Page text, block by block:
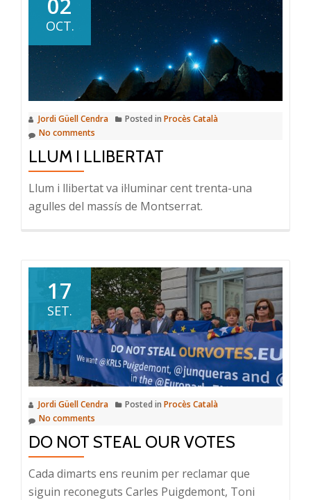
OCT.
Jordi Güell Cendra Posted in Procès Català
No comments
LLUM I LLIBERTAT
Llum i llibertat va il·luminar cent trenta-una
agulles del massís de Montserrat.
17
SET.
Jordi Güell Cendra Posted in Procès Català
No comments
DO NOT STEAL OUR VOTES
Cada dimarts ens reunim per reclamar que
siguin reconeguts Carles Puigdemont, Toni